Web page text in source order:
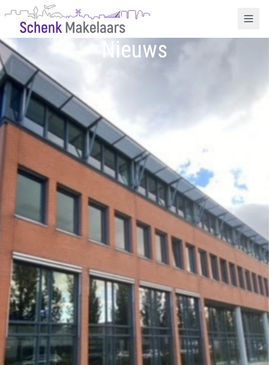
Nieuws